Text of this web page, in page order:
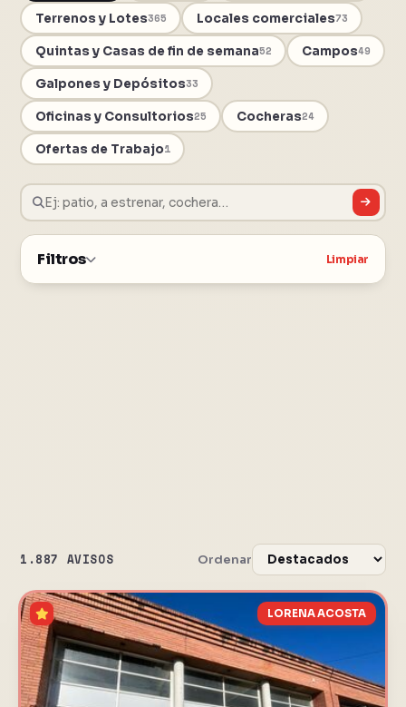
Terrenos y Lotes365 Locales comerciales73
Quintas y Casas de fin de semana52 Campos49
Galpones y Depósitos33
Oficinas y Consultorios25 Cocheras24
Ofertas de Trabajo1
Filtros Limpiar
1.887 AVISOS Ordenar
LORENA ACOSTA